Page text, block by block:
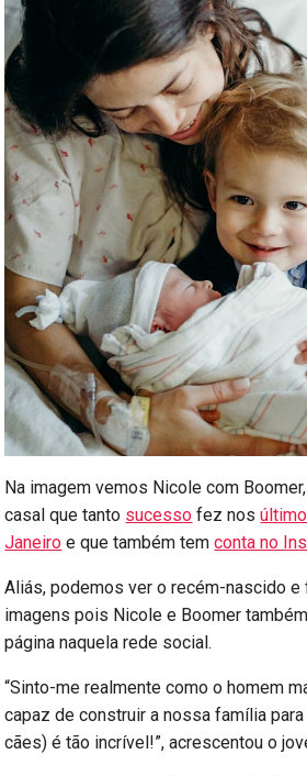
Na imagem vemos Nicole com
casal que tanto sucesso fez nos
Janeiro e que também temconta no
Aliás, podemos ver o recém-nascido e
imagens pois Nicole e Boomer
página naquela rede social.
“Sinto-me realmente como o homem
capaz de construir a nossa família
cães) é tão incrível!”, acrescentou o